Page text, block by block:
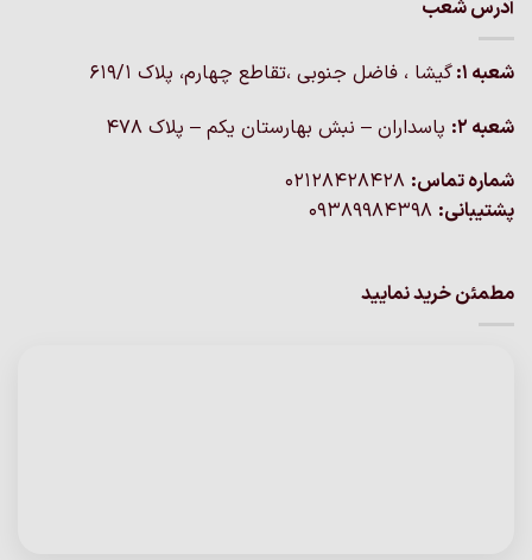
آدرس شعب
شعبه 1:
گيشا ، فاضل جنوبی ،تقاطع چهارم، پلاک 619/1
شعبه 2:
پاسداران – نبش بهارستان یکم – پلاک ۴۷۸
شماره تماس:
پشتیبانی:
مطمئن خرید نمایید